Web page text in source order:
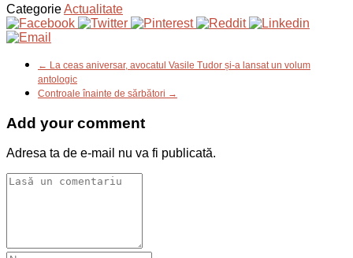
CategorieActualitate
← La ceas aniversar, avocatul Vasile Tudor și-a lansat un volum
antologic
Controale înainte de sărbători →
Add your comment
Adresa ta de e-mail nu va fi publicată.